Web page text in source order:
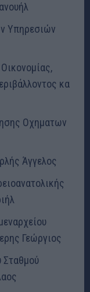
Υπηρεσιών
κα
Οχηματων
Άγγελος
Γεώργιος
Σταθμού